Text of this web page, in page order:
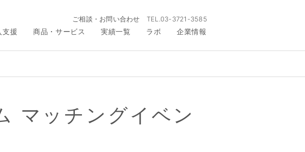
ご相談・お問い合わせ TEL.03-3721-3585
支援 商品・サービス 実績一覧 ラボ 企業情報
マッチングイベン